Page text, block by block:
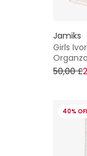
Jamiks
Girls
50,00 £
40%